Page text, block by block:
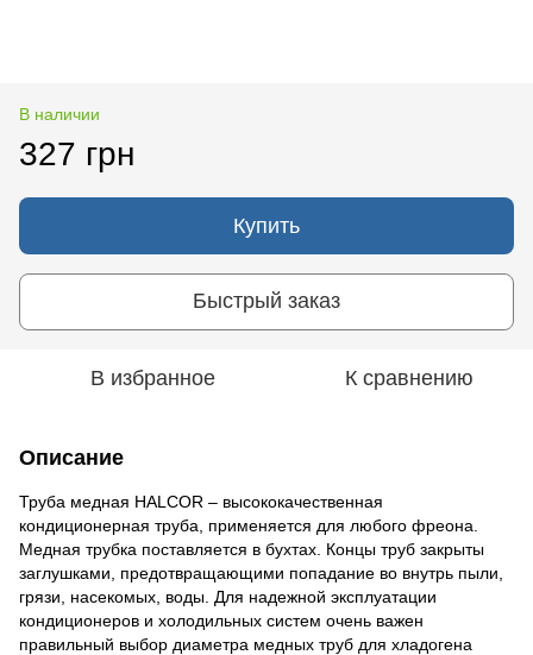
В наличии
327 грн
Купить
Быстрый заказ
В избранное К сравнению
Описание
Труба медная HALCOR – высококачественная
кондиционерная труба, применяется для любого фреона.
Медная трубка поставляется в бухтах. Концы труб закрыты
заглушками, предотвращающими попадание во внутрь пыли,
грязи, насекомых, воды. Для надежной эксплуатации
кондиционеров и холодильных систем очень важен
правильный выбор диаметра медных труб для хладогена